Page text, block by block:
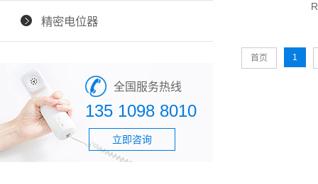
精密电位器
全国服务热线
135 1098 8010
立即咨询
首页 1